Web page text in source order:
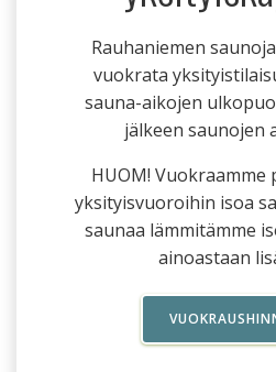
Rauhaniemen
vuokrata
sauna-aikojen
jälkeen saunojen
HUOM! Vuokraamme
yksityisvuoroihin isoa
saunaa lämmitämme
ainoastaan